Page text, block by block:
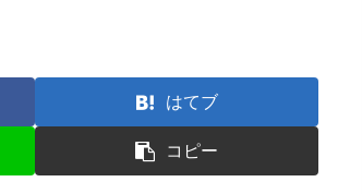
はてブ
コピー